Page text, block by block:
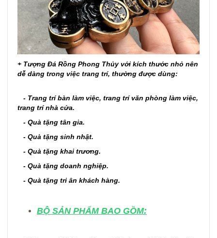
+ Tượng Đá Rồng Phong Thủy với kích thước nhỏ nên
dễ dàng trong việc trang trí, thường được dùng:
- Trang trí bàn làm việc, trang trí văn phòng làm việc,
trang trí nhà cửa.
- Quà tặng tân gia.
- Quà tặng sinh nhật.
- Quà tặng khai trương.
- Quà tặng doanh nghiệp.
- Quà tặng tri ân khách hàng.
BỘ SẢN PHẨM BAO GỒM: